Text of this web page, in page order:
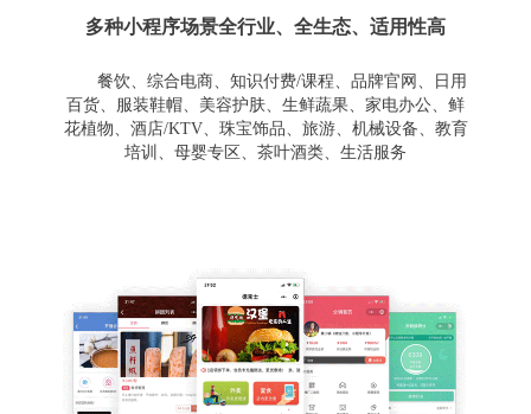
多种小程序场景全行业、全生态、适用性高
餐饮、综合电商、知识付费/课程、品牌官网、日用
百货、服装鞋帽、美容护肤、生鲜蔬果、家电办公、鲜
花植物、酒店/KTV、珠宝饰品、旅游、机械设备、教育
培训、母婴专区、茶叶酒类、生活服务